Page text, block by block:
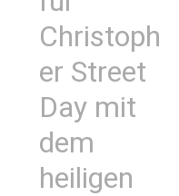
Christoph
er Street
Day mit
dem
heiligen